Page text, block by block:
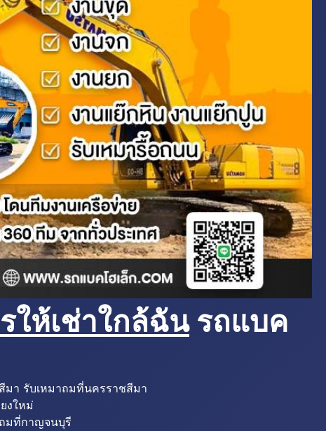
ให้เช่าใกล้ฉันรถแบค
มา รับเหมาถมที่นครราชสีมา
งใหม่
มที่กาญจนบุรี